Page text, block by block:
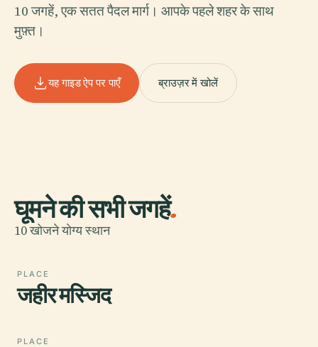
10 जगहें, एक सतत पैदल मार्ग। आपके पहले शहर के साथ
मुफ़्त।
यह गाइड ऐप पर पाएँ ब्राउज़र में खोलें
घूमने की सभी जगहें.
10 खोजने योग्य स्थान
PLACE
जहीर मस्जिद
PLACE